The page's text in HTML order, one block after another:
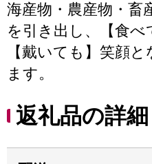
海産物・農産物・畜
を引き出し、【食べ
【戴いても】笑顔
ます。
返礼品の詳細